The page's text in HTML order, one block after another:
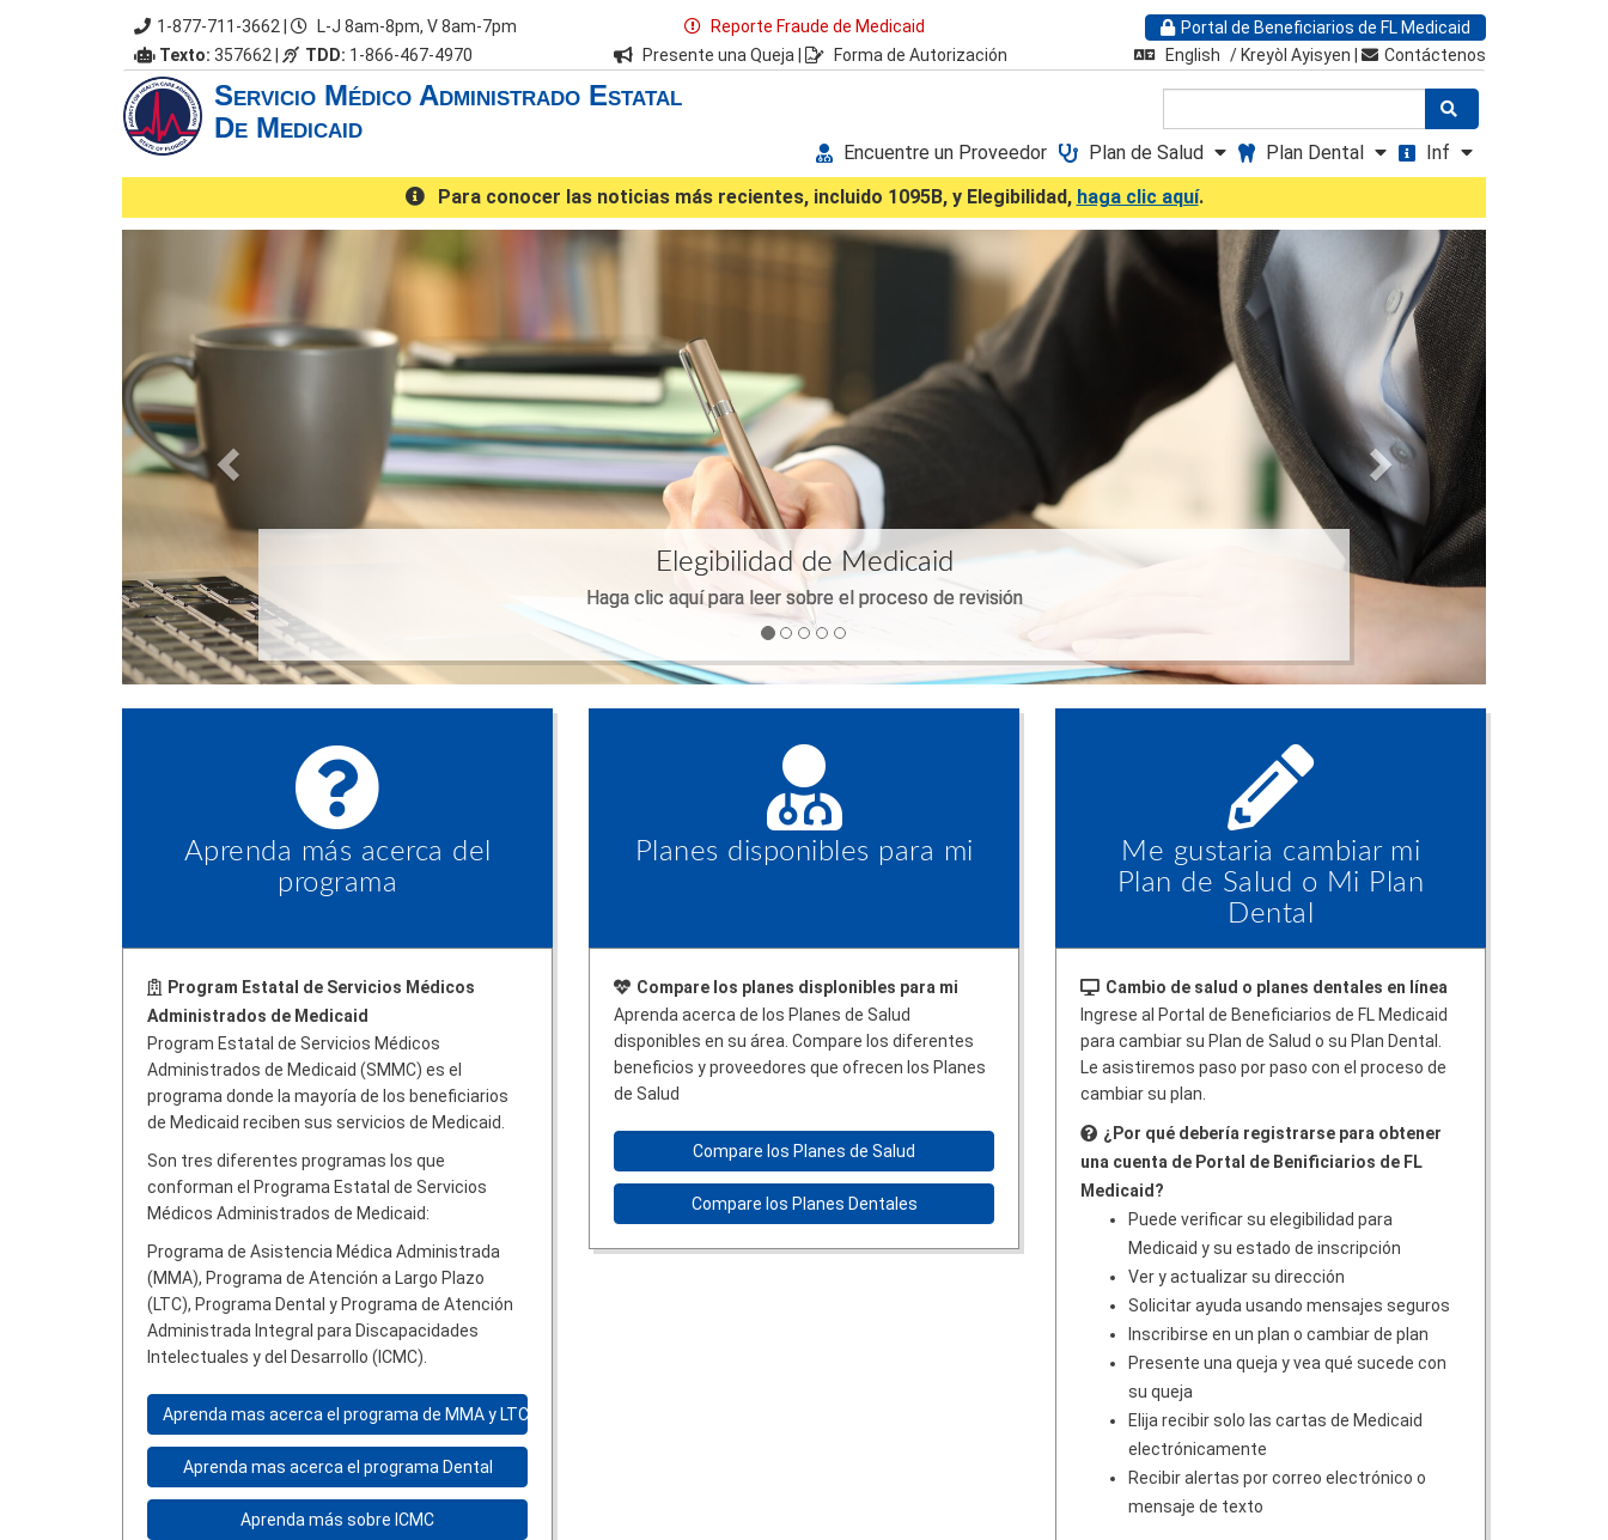
1-877-711-3662
L-J 8am-8pm, V 8am-7pm
Texto: 357662 | TDD: 1-866-467-4970
Reporte Fraude de Medicaid
Presente una Queja
Forma de Autorización
Portal de Beneficiarios de FL Medicaid
English / Kreyòl Ayisyen Contáctenos
Servicio Médico Administrado Estatal
De Medicaid
Inf
Plan Dental
Plan de Salud
Encuentre un Proveedor
Para conocer las noticias más recientes, incluido 1095B, y Elegibilidad, haga clic aquí.
Elegibilidad de Medicaid
Haga clic aquí para leer sobre el proceso de revisión
Anterior Siguiente
Aprenda más acerca del
programa
Program Estatal de Servicios Médicos
Administrados de Medicaid
Program Estatal de Servicios Médicos
Administrados de Medicaid (SMMC) es el
programa donde la mayoría de los beneficiarios
de Medicaid reciben sus servicios de Medicaid.
Son tres diferentes programas los que
conforman el Programa Estatal de Servicios
Médicos Administrados de Medicaid:
Programa de Asistencia Médica Administrada
(MMA), Programa de Atención a Largo Plazo
(LTC), Programa Dental y Programa de Atención
Administrada Integral para Discapacidades
Intelectuales y del Desarrollo (ICMC).
Aprenda mas acerca el programa de MMA y LTC
Aprenda mas acerca el programa Dental
Aprenda más sobre ICMC
Planes disponibles para mi
Compare los planes displonibles para mi
Aprenda acerca de los Planes de Salud
disponibles en su área. Compare los diferentes
beneficios y proveedores que ofrecen los Planes
de Salud
Compare los Planes de Salud
Compare los Planes Dentales
Me gustaria cambiar mi
Plan de Salud o Mi Plan
Dental
Cambio de salud o planes dentales en línea
Ingrese al Portal de Beneficiarios de FL Medicaid
para cambiar su Plan de Salud o su Plan Dental.
Le asistiremos paso por paso con el proceso de
cambiar su plan.
¿Por qué debería registrarse para obtener
una cuenta de Portal de Benificiarios de FL
Medicaid?
Puede verificar su elegibilidad para
Medicaid y su estado de inscripción
Ver y actualizar su dirección
Solicitar ayuda usando mensajes seguros
Inscribirse en un plan o cambiar de plan
Presente una queja y vea qué sucede con
su queja
Elija recibir solo las cartas de Medicaid
electrónicamente
Recibir alertas por correo electrónico o
mensaje de texto